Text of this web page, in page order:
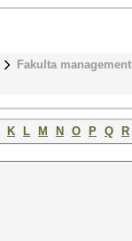
Fakulta
K L M N O P Q
R